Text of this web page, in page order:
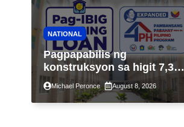
NATIONAL
Pagpapabilis ng
konstruksyon sa higit 7,300
kabahayan sa ilalim ng
Expanded 4PH, posible na
sa pagtutulungan ng Pag-
Michael Peronce August 8, 2026